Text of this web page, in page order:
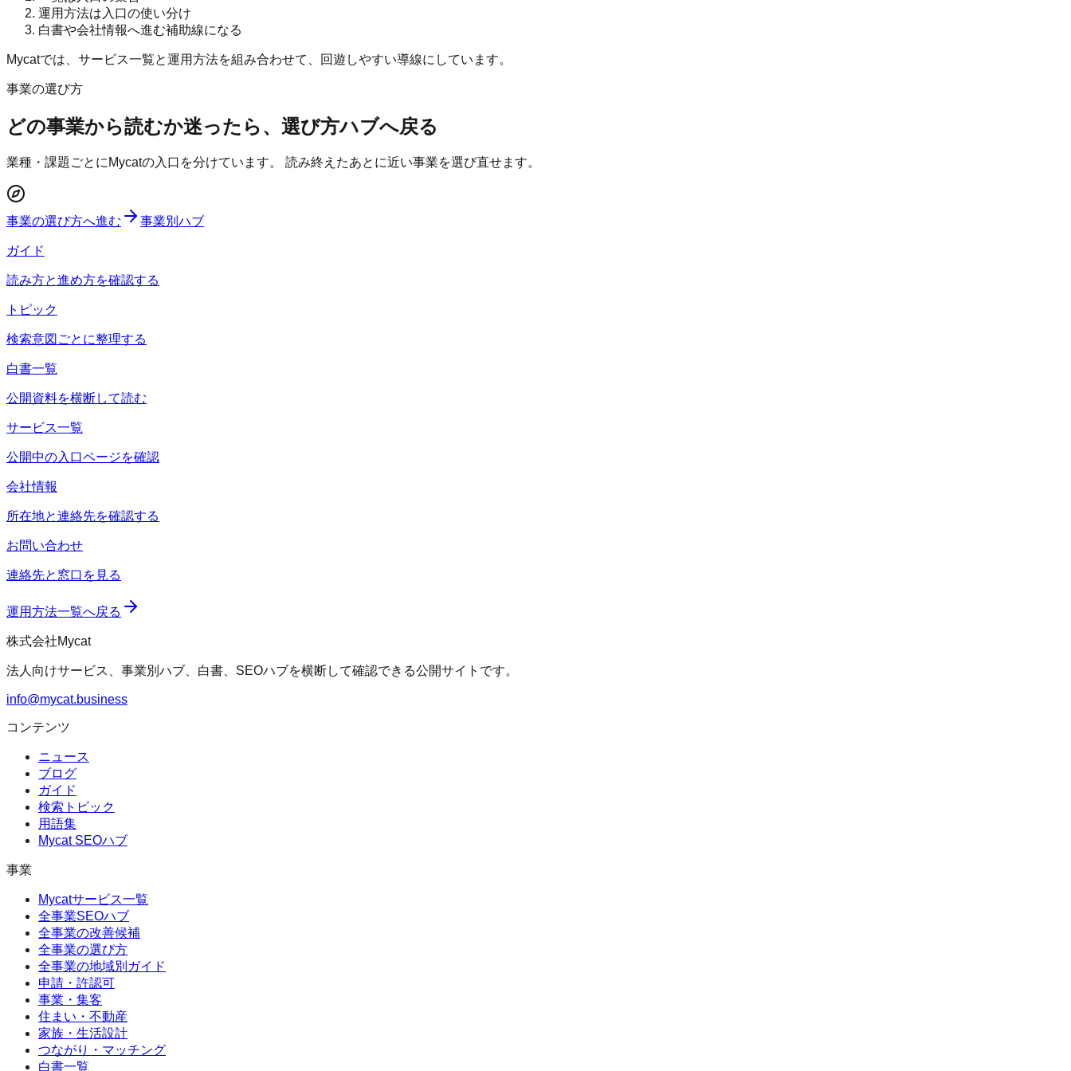
運用方法は入口の使い分け
白書や会社情報へ進む補助線になる
Mycatでは、サービス一覧と運用方法を組み合わせて、回遊しやすい導線にしています。
事業の選び方
どの事業から読むか迷ったら、選び方ハブへ戻る
業種・課題ごとにMycatの入口を分けています。 読み終えたあとに近い事業を選び直せます。
事業の選び方へ進む 事業別ハブ
ガイド
読み方と進め方を確認する
トピック
検索意図ごとに整理する
白書一覧
公開資料を横断して読む
サービス一覧
公開中の入口ページを確認
会社情報
所在地と連絡先を確認する
お問い合わせ
連絡先と窓口を見る
運用方法一覧へ戻る
株式会社Mycat
法人向けサービス、事業別ハブ、白書、SEOハブを横断して確認できる公開サイトです。
info@mycat.business
コンテンツ
ニュース
ブログ
ガイド
検索トピック
用語集
Mycat SEOハブ
事業
Mycatサービス一覧
全事業SEOハブ
全事業の改善候補
全事業の選び方
全事業の地域別ガイド
申請・許認可
事業・集客
住まい・不動産
家族・生活設計
つながり・マッチング
白書一覧